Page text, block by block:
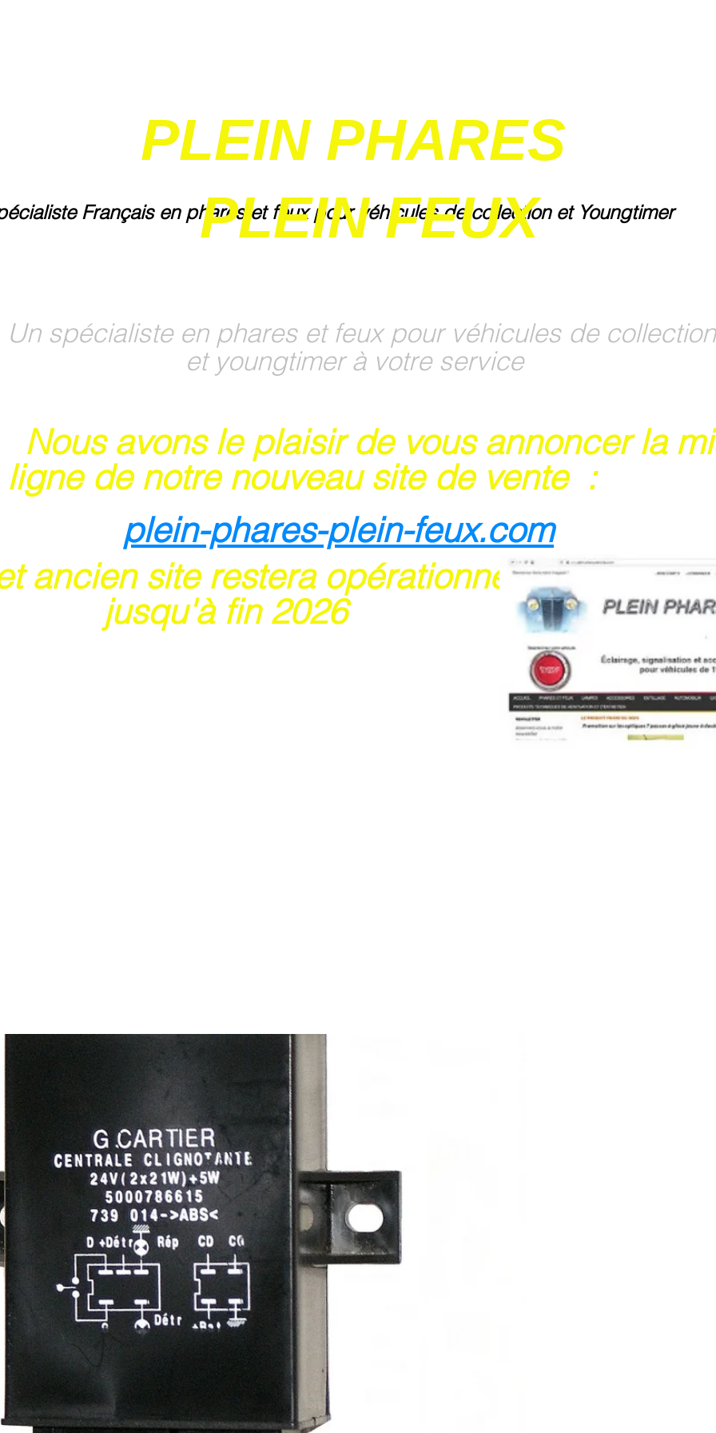
Français en phares et feux pour véhicules de collection et Youngtimer
Un spécialiste en phares et feux pour véhicules de collection
et youngtimer à votre service
Nous avons le plaisir de vous annoncer la
ligne de notre nouveau site de vente :
plein-phares-plein-feux.com
ancien site restera opérationnel
fin 2026
PLEIN PHARES
PLEIN FEUX